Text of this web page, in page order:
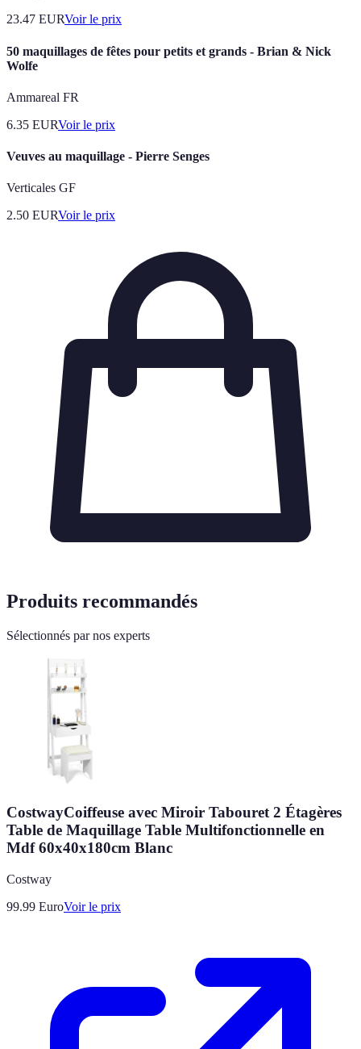
23.47 EURVoir le prix
50 maquillages de fêtes pour petits et grands - Brian & Nick
Wolfe
Ammareal FR
6.35 EURVoir le prix
Veuves au maquillage - Pierre Senges
Verticales GF
2.50 EURVoir le prix
Produits recommandés
Sélectionnés par nos experts
CostwayCoiffeuse avec Miroir Tabouret 2 Étagères
Table de Maquillage Table Multifonctionnelle en
Mdf 60x40x180cm Blanc
Costway
99.99 EuroVoir le prix